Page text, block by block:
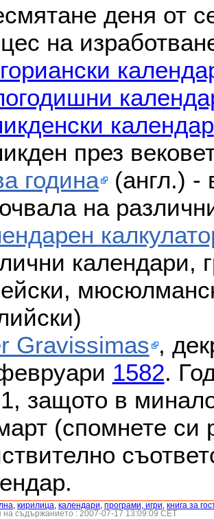
деня от
на
календар
през
година (англ.) -
на
календари,
Gravissimas ,
1582.
защото в
(спомнете си
, кирилица, календари, програми, игри, книга за
на съдържанието : 2007-07-17 13:09:09 CET